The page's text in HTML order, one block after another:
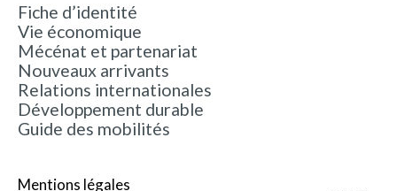
Fiche d’identité
Vie économique
Mécénat et partenariat
Nouveaux arrivants
Relations internationales
Développement durable
Guide des mobilités
Mentions légales